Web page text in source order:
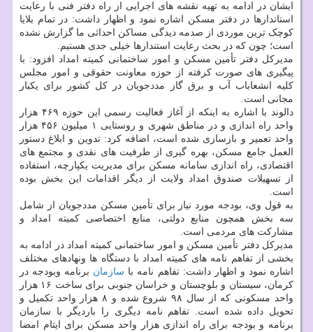
ایشان در ادامه به تهیه نقشه های اجرایی از راه دفتر فنی با رعایت
استاندارها در دفتر مسکن اشاره نمود و اظهار داشت: در تمام بلایا
کوچک ترین موردی از صدمه دیدگی مساکن احداثی ما گزارش نشده
است؛ چون که در بحث رعایت استندارها خیلی جدی هستیم.
مدیرکل دفتر تأمین مسکن و امور ساختمانی کمیته امداد افزود: با
پیگیری های صورت کرفته از حوزه معاونت حقوقی و امور مجلس
کلیه انشعاباب آب و برق گاز مددجویان در کل کشور برای یکبار
مجانی است.
دالوند با اشاره به اینکه از آغاز فعالیت رسمی این حوزه ۴۶۹ هزار
واحد راه اندازی و در مناطق شهری و روستایی ۱ میلیون ۴۵۶ هزار
واحد تعمیر و بازسازی شده است، اضافه کرد: تدوین و ابلاغ دستور
العمل جامع مسکن، بهره گیری از طرفیت های نقدی و مجتمع های
اقتصادی، راه اندازی سامانه مسکن برای مدیریت یکپارچه، استفاده
از تسهیلات صندوق امداد ولایت از دیگر اقدامات این بخش بوده
است.
به قول وی، بودجه مورد نیاز برای تأمین مسکن مددجویان از شامل
سه بخش همچون منابع دولتی، منابع اختصاصی کمیته امداد و
مشارکت های مردمی است.
مدیرکل دفتر تأمین مسکن و امور ساختمانی کمیته امداد در ادامه به
بخشی از تفاهم نامه های کمیته امداد با دستگاه ها ونهادهای مختلف
اشاره نمود و اظهار داشت: تفاهم نامه با سازمان برنامه وبودجه در
کرمان، سیستان و بلوچستان و خراسان جنوبی برای ساخت ۱۶ هزار
واحد مسکونی که از سال ۹۸ شروع شده و ۸ هزار واحد تکمیل و
تحویل داده شده است. تفاهم نامه دیگری را باردیگر با سازمان
برنامه و بودجه برای راه اندازی هزار واحد مسکن برای ایتام امضا